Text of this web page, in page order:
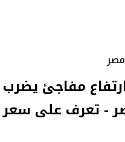
ارتفاع مفاجئ
2025 في مصر - تعرف